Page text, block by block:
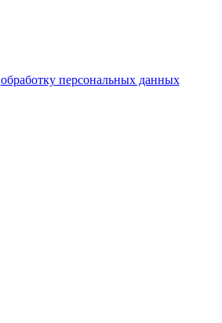
обработку персональных данных